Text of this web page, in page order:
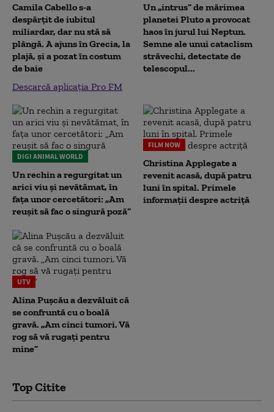
Camila Cabello s-a
despărțit de iubitul
miliardar, dar nu stă să
plângă. A ajuns în Grecia, la
plajă, și a pozat în costum
de baie
Descarcă aplicația Pro FM
Un „intrus” de mărimea
planetei Pluto a provocat
haos în jurul lui Neptun.
Semne ale unui cataclism
străvechi, detectate de
telescopul...
DIGI ANIMAL WORLD
Un rechin a regurgitat un
arici viu și nevătămat, în
fața unor cercetători: „Am
reușit să fac o singură poză”
FILM NOW
Christina Applegate a
revenit acasă, după patru
luni în spital. Primele
informații despre actriță
UTV
Alina Pușcău a dezvăluit că
se confruntă cu o boală
gravă. „Am cinci tumori. Vă
rog să vă rugați pentru
mine”
Top Citite